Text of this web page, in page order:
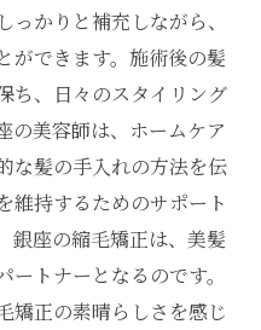
かりと補充しながら、
ができます。施術後の髪
ち、日々のスタイリング
の美容師は、ホームケア
な髪の手入れの方法を伝
維持するためのサポート
銀座の縮毛矯正は、美髪
トナーとなるのです。
矯正の素晴らしさを感じ